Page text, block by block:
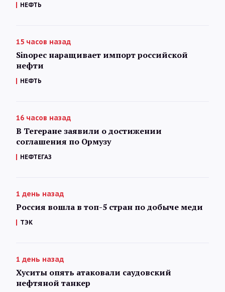
НЕФТЬ
15 часов назад
Sinopec наращивает импорт российской
нефти
НЕФТЬ
16 часов назад
В Тегеране заявили о достижении
соглашения по Ормузу
НЕФТЕГАЗ
1 день назад
Россия вошла в топ-5 стран по добыче меди
ТЭК
1 день назад
Хуситы опять атаковали саудовский
нефтяной танкер